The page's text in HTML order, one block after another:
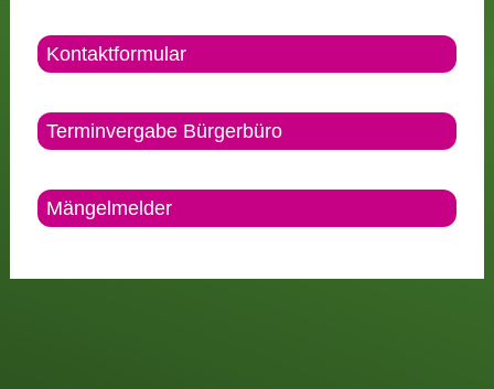
Kontaktformular
Terminvergabe Bürgerbüro
Mängelmelder